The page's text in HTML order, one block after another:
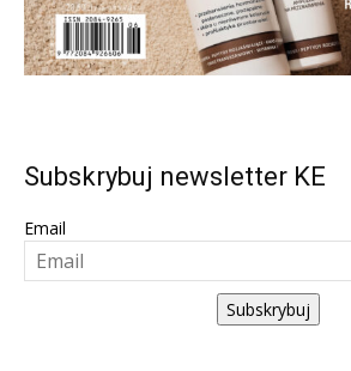
Subskrybuj newsletter KE
Email
Subskrybuj